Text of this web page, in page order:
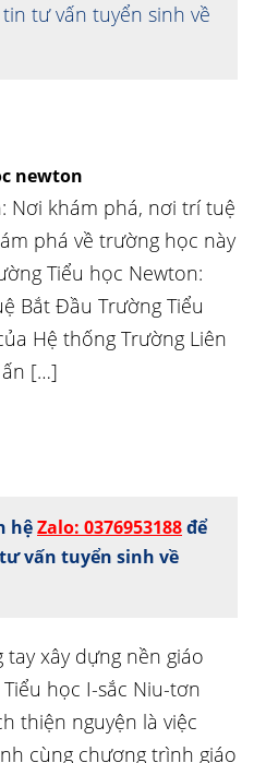
tư vấn tuyển sinh về
newton
Nơi khám phá, nơi trí tuệ
phá về trường học này
Tiểu học Newton:
Bắt Đầu Trường Tiểu
Hệ thống Trường Liên
ấn […]
hệZalo: 0376953188để
vấn tuyển sinh về
xây dựng nền giáo
học I-sắc Niu-tơn
thiện nguyện là việc
cùng chương trình giáo